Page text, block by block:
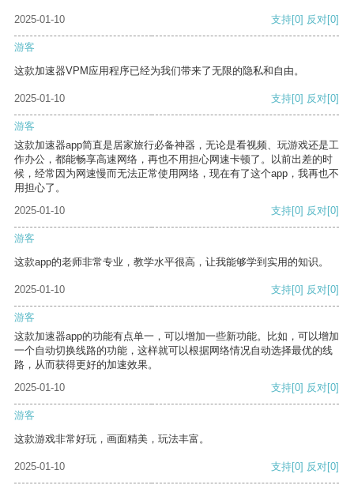
2025-01-10 支持[0] 反对[0]
游客
这款加速器VPM应用程序已经为我们带来了无限的隐私和自由。
2025-01-10 支持[0] 反对[0]
游客
这款加速器app简直是居家旅行必备神器，无论是看视频、玩游戏还是工
作办公，都能畅享高速网络，再也不用担心网速卡顿了。以前出差的时
候，经常因为网速慢而无法正常使用网络，现在有了这个app，我再也不
用担心了。
2025-01-10
支持[0] 反对[0]
游客
这款app的老师非常专业，教学水平很高，让我能够学到实用的知识。
2025-01-10 支持[0] 反对[0]
游客
这款加速器app的功能有点单一，可以增加一些新功能。比如，可以增加
一个自动切换线路的功能，这样就可以根据网络情况自动选择最优的线
路，从而获得更好的加速效果。
2025-01-10
支持[0] 反对[0]
游客
这款游戏非常好玩，画面精美，玩法丰富。
2025-01-10 支持[0] 反对[0]